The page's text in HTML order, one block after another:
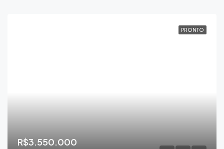
PRONTO
R$3.550.000